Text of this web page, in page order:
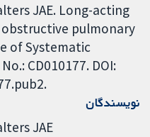
JAE. Long-acting
pulmonary
of Systematic
CD010177. DOI:
نویسندگان
JAE